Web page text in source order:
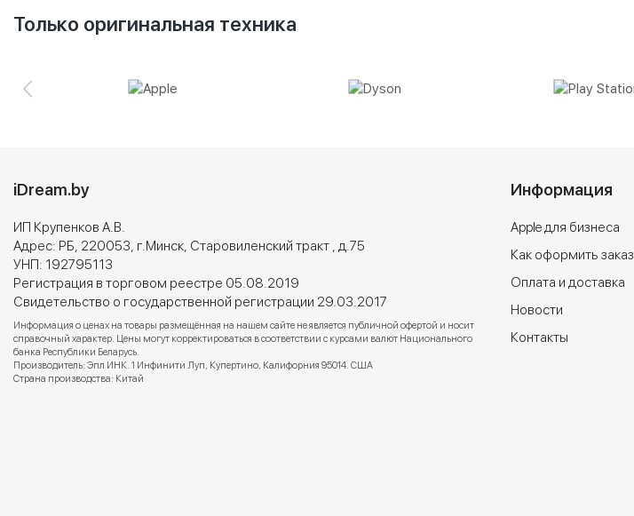
Только оригинальная техника
iDream.by
ИП Крупенков А.В.
Адрес: РБ, 220053, г.Минск, Старовиленский тракт , д.75
УНП: 192795113
Регистрация в торговом реестре 05.08.2019
Свидетельство о государственной регистрации 29.03.2017
Информация о ценах на товары размещённая на нашем сайте не является публичной офертой и носит
справочный характер. Цены могут корректироваться в соответствии с курсами валют Национального
банка Республики Беларусь.
Производитель: Эпл ИНК. 1 Инфинити Луп, Купертино, Калифорния 95014. США
Страна производства: Китай
Информация
Apple для бизнеса
Как оформить заказ
Оплата и доставка
Новости
Контакты